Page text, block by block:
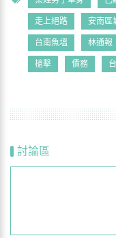
走上絕路 安南區
台南魚塭 林通報
槍擊 債務
討論區